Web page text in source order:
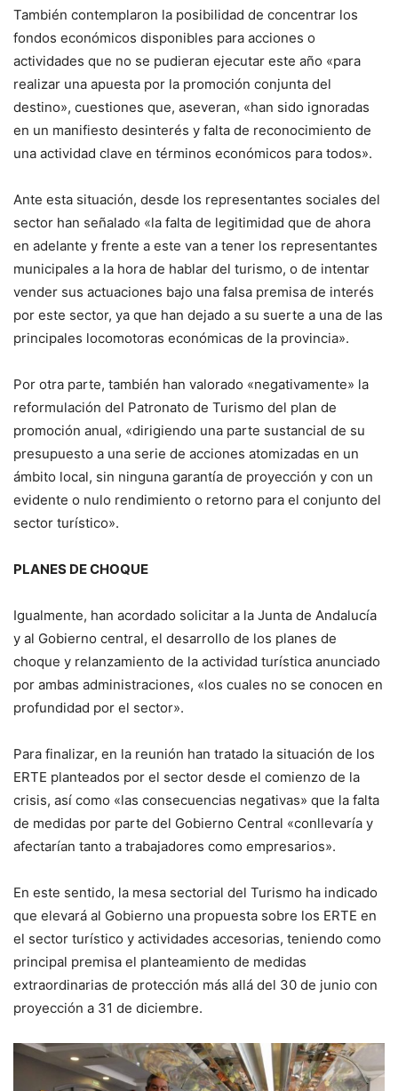
También contemplaron la posibilidad de concentrar los
fondos económicos disponibles para acciones o
actividades que no se pudieran ejecutar este año «para
realizar una apuesta por la promoción conjunta del
destino», cuestiones que, aseveran, «han sido ignoradas
en un manifiesto desinterés y falta de reconocimiento de
una actividad clave en términos económicos para todos».
Ante esta situación, desde los representantes sociales del
sector han señalado «la falta de legitimidad que de ahora
en adelante y frente a este van a tener los representantes
municipales a la hora de hablar del turismo, o de intentar
vender sus actuaciones bajo una falsa premisa de interés
por este sector, ya que han dejado a su suerte a una de las
principales locomotoras económicas de la provincia».
Por otra parte, también han valorado «negativamente» la
reformulación del Patronato de Turismo del plan de
promoción anual, «dirigiendo una parte sustancial de su
presupuesto a una serie de acciones atomizadas en un
ámbito local, sin ninguna garantía de proyección y con un
evidente o nulo rendimiento o retorno para el conjunto del
sector turístico».
PLANES DE CHOQUE
Igualmente, han acordado solicitar a la Junta de Andalucía
y al Gobierno central, el desarrollo de los planes de
choque y relanzamiento de la actividad turística anunciado
por ambas administraciones, «los cuales no se conocen en
profundidad por el sector».
Para finalizar, en la reunión han tratado la situación de los
ERTE planteados por el sector desde el comienzo de la
crisis, así como «las consecuencias negativas» que la falta
de medidas por parte del Gobierno Central «conllevaría y
afectarían tanto a trabajadores como empresarios».
En este sentido, la mesa sectorial del Turismo ha indicado
que elevará al Gobierno una propuesta sobre los ERTE en
el sector turístico y actividades accesorias, teniendo como
principal premisa el planteamiento de medidas
extraordinarias de protección más allá del 30 de junio con
proyección a 31 de diciembre.